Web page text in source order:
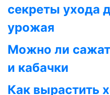
секреты ухода
урожая
Можно ли
и кабачки
Как вырастить